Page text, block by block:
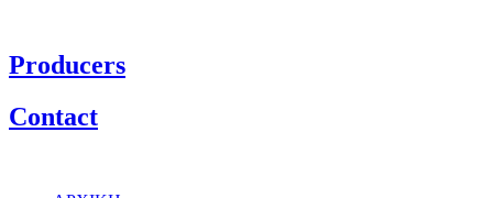
Producers
Contact